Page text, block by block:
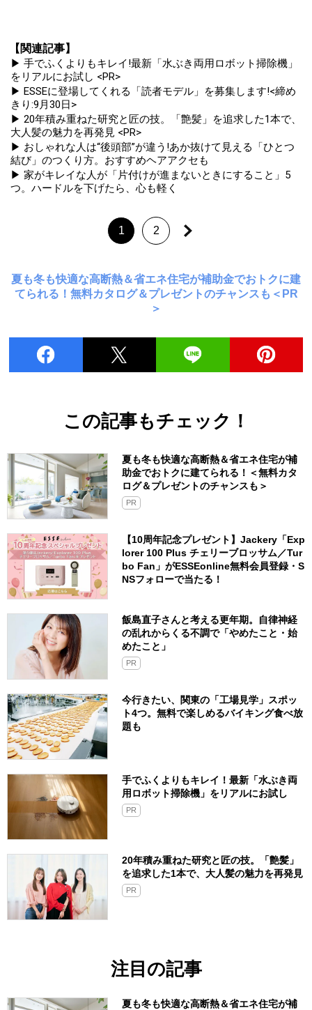
【関連記事】
▶ 手でふくよりもキレイ!最新「水ぶき両用ロボット掃除機」
をリアルにお試し <PR>
▶ ESSEに登場してくれる「読者モデル」を募集します!<締め
きり:9月30日>
▶ 20年積み重ねた研究と匠の技。「艶髪」を追求した1本で、
大人髪の魅力を再発見 <PR>
▶ おしゃれな人は“後頭部”が違う!あか抜けて見える「ひとつ
結び」のつくり方。おすすめヘアアクセも
▶ 家がキレイな人が「片付けが進まないときにすること」5
つ。ハードルを下げたら、心も軽く
1 2
夏も冬も快適な高断熱＆省エネ住宅が補助金でおトクに建
てられる！無料カタログ＆プレゼントのチャンスも＜PR
＞
この記事もチェック！
夏も冬も快適な高断熱＆省エネ住宅が補
助金でおトクに建てられる！＜無料カタ
ログ＆プレゼントのチャンスも＞
PR
【10周年記念プレゼント】Jackery「Exp
lorer 100 Plus チェリーブロッサム／Tur
bo Fan」がESSEonline無料会員登録・S
NSフォローで当たる！
飯島直子さんと考える更年期。自律神経
の乱れからくる不調で「やめたこと・始
めたこと」
PR
今行きたい、関東の「工場見学」スポッ
ト4つ。無料で楽しめるバイキング食べ放
題も
手でふくよりもキレイ！最新「水ぶき両
用ロボット掃除機」をリアルにお試し
PR
20年積み重ねた研究と匠の技。「艶髪」
を追求した1本で、大人髪の魅力を再発見
PR
注目の記事
夏も冬も快適な高断熱＆省エネ住宅が補